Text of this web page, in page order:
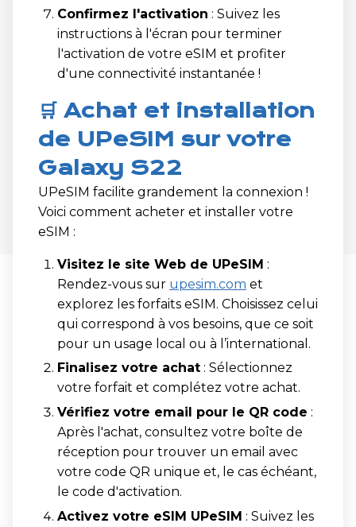
Confirmez l'activation : Suivez les
instructions à l'écran pour terminer
l'activation de votre eSIM et profiter
d'une connectivité instantanée !
🛒 Achat et installation
de UPeSIM sur votre
Galaxy S22
UPeSIM facilite grandement la connexion !
Voici comment acheter et installer votre
eSIM :
Visitez le site Web de UPeSIM :
Rendez-vous sur upesim.com et
explorez les forfaits eSIM. Choisissez celui
qui correspond à vos besoins, que ce soit
pour un usage local ou à l’international.
Finalisez votre achat : Sélectionnez
votre forfait et complétez votre achat.
Vérifiez votre email pour le QR code :
Après l'achat, consultez votre boîte de
réception pour trouver un email avec
votre code QR unique et, le cas échéant,
le code d'activation.
Activez votre eSIM UPeSIM : Suivez les